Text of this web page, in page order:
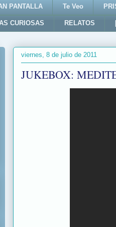
PANTALLA Te Veo
CURIOSAS RELATOS
viernes, 8 de julio de 2011
JUKEBOX: